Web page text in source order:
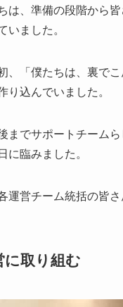
は、準備の段階から
ました。
、「僕たちは、裏で
込んでいました。
までサポートチーム
臨みました。
営チーム統括の皆
取り組む